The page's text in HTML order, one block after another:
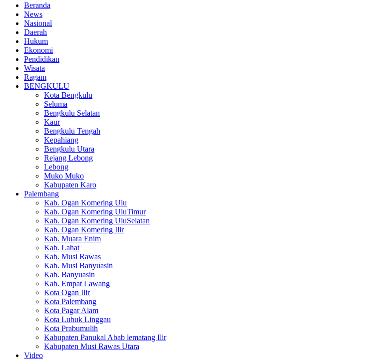
Beranda
News
Nasional
Daerah
Hukum
Ekonomi
Pendidikan
Wisata
Ragam
BENGKULU
Kota Bengkulu
Seluma
Bengkulu Selatan
Kaur
Bengkulu Tengah
Kepahiang
Bengkulu Utara
Rejang Lebong
Lebong
Muko Muko
Kabupaten Karo
Palembang
Kab. Ogan Komering Ulu
Kab. Ogan Komering UluTimur
Kab. Ogan Komering UluSelatan
Kab. Ogan Komering Ilir
Kab. Muara Enim
Kab. Lahat
Kab. Musi Rawas
Kab. Musi Banyuasin
Kab. Banyuasin
Kab. Empat Lawang
Kota Ogan Ilir
Kota Palembang
Kota Pagar Alam
Kota Lubuk Linggau
Kota Prabumulih
Kabupaten Panukal Abab lematang Ilir
Kabupaten Musi Rawas Utara
Video